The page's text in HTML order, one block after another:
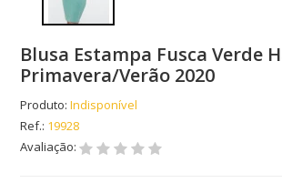
Blusa Estampa Fusca Verde
Primavera/Verão 2020
Produto: Indisponível
Ref.: 19928
Avaliação: